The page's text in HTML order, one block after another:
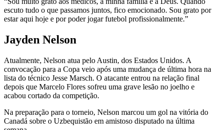
escuto tudo o que passamos juntos, fico emocionado. Sou grato por
estar aqui hoje e por poder jogar futebol profissionalmente.”
Jayden Nelson
Atualmente, Nelson atua pelo Austin, dos Estados Unidos. A
convocação para a Copa veio após uma mudança de última hora na
lista do técnico Jesse Marsch. O atacante entrou na relação final
depois que Marcelo Flores sofreu uma grave lesão no joelho e
acabou cortado da competição.
Na preparação para o torneio, Nelson marcou um gol na vitória do
Canadá sobre o Uzbequistão em amistoso disputado na última